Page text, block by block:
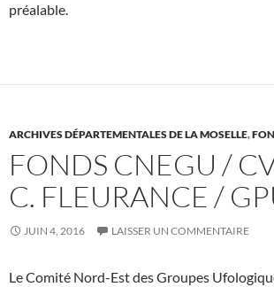
préalable.
ARCHIVES DÉPARTEMENTALES DE LA MOSELLE,
FONDS CNEGU /
C. FLEURANCE /
JUIN 4, 2016 LAISSER UN COMMENTAIRE
Le Comité Nord-Est des Groupes